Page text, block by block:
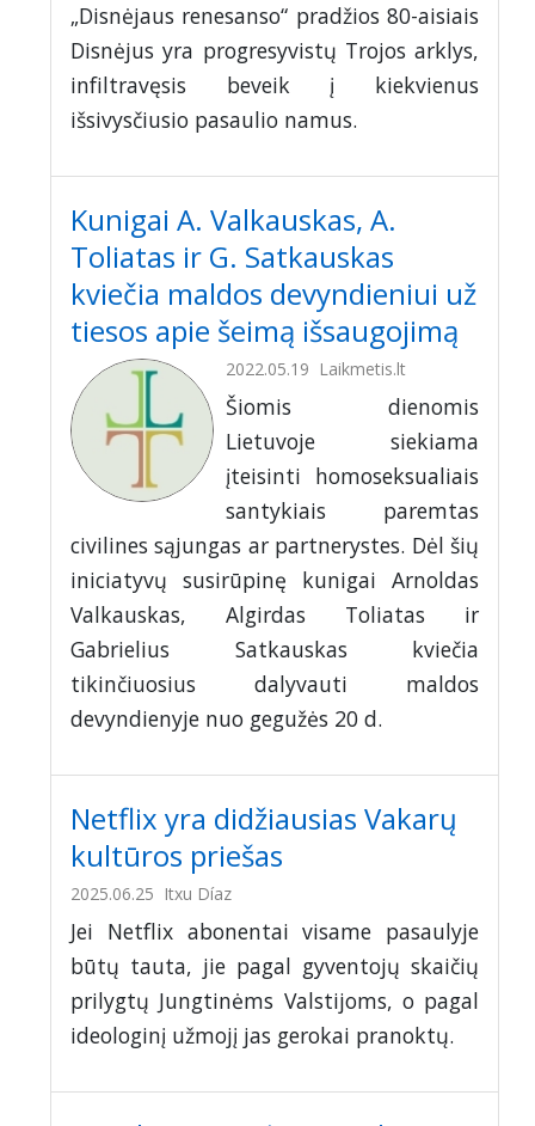
„Disnėjaus renesanso“ pradžios 80-aisiais
Disnėjus yra progresyvistų Trojos arklys,
infiltravęsis beveik į kiekvienus
išsivysčiusio pasaulio namus.
Kunigai A. Valkauskas, A.
Toliatas ir G. Satkauskas
kviečia maldos devyndieniui už
tiesos apie šeimą išsaugojimą
2022.05.19 Laikmetis.lt
Šiomis dienomis
Lietuvoje siekiama
įteisinti homoseksualiais
santykiais paremtas
civilines sąjungas ar partnerystes. Dėl šių
iniciatyvų susirūpinę kunigai Arnoldas
Valkauskas, Algirdas Toliatas ir
Gabrielius Satkauskas kviečia
tikinčiuosius dalyvauti maldos
devyndienyje nuo gegužės 20 d.
Netflix yra didžiausias Vakarų
kultūros priešas
2025.06.25 Itxu Díaz
Jei Netflix abonentai visame pasaulyje
būtų tauta, jie pagal gyventojų skaičių
prilygtų Jungtinėms Valstijoms, o pagal
ideologinį užmojį jas gerokai pranoktų.